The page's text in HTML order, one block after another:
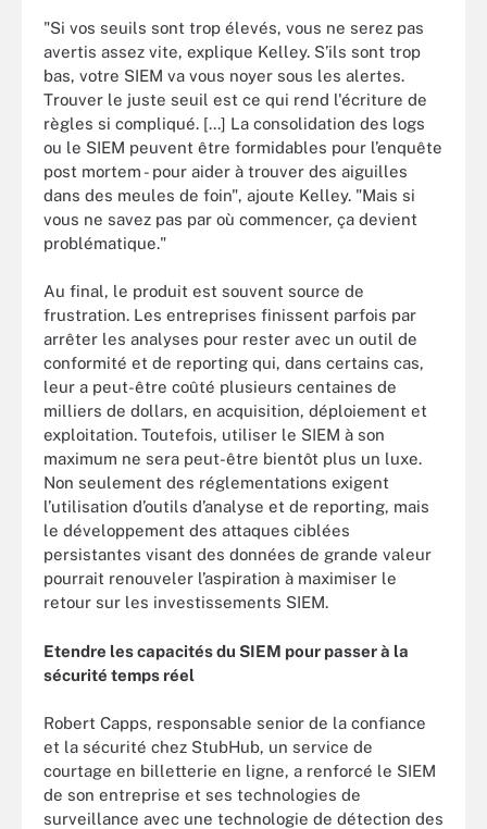
"Si vos seuils sont trop élevés, vous ne serez pas
avertis assez vite, explique Kelley. S’ils sont trop
bas, votre SIEM va vous noyer sous les alertes.
Trouver le juste seuil est ce qui rend l'écriture de
règles si compliqué. [...] La consolidation des logs
ou le SIEM peuvent être formidables pour l’enquête
post mortem - pour aider à trouver des aiguilles
dans des meules de foin", ajoute Kelley. "Mais si
vous ne savez pas par où commencer, ça devient
problématique."
Au final, le produit est souvent source de
frustration. Les entreprises finissent parfois par
arrêter les analyses pour rester avec un outil de
conformité et de reporting qui, dans certains cas,
leur a peut-être coûté plusieurs centaines de
milliers de dollars, en acquisition, déploiement et
exploitation. Toutefois, utiliser le SIEM à son
maximum ne sera peut-être bientôt plus un luxe.
Non seulement des réglementations exigent
l’utilisation d’outils d’analyse et de reporting, mais
le développement des attaques ciblées
persistantes visant des données de grande valeur
pourrait renouveler l’aspiration à maximiser le
retour sur les investissements SIEM.
Etendre les capacités du SIEM pour passer à la
sécurité temps réel
Robert Capps, responsable senior de la confiance
et la sécurité chez StubHub, un service de
courtage en billetterie en ligne, a renforcé le SIEM
de son entreprise et ses technologies de
surveillance avec une technologie de détection des